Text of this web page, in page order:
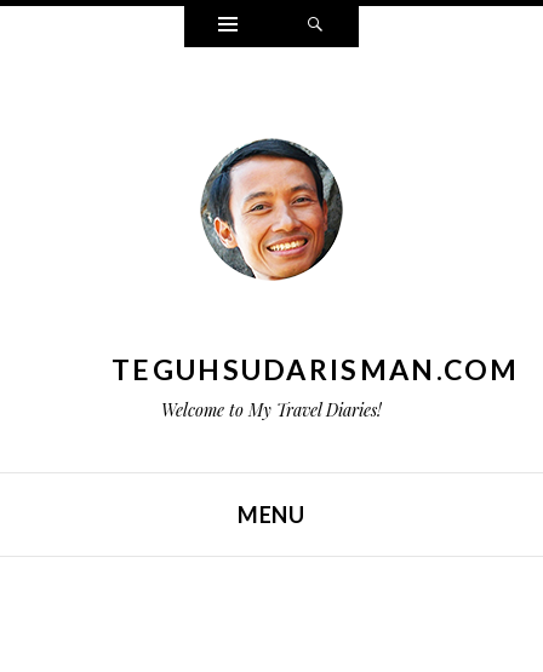
Widgets
TEGUHSUDARISMAN.COM
Welcome to My Travel Diaries!
MENU